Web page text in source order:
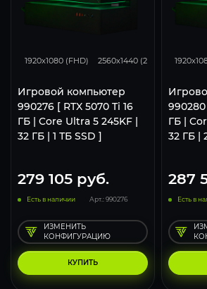
1920x1080 (FHD) 2560x1440 (2K)
Игровой компьютер
990276 [ RTX 5070 Ti 16
ГБ | Core Ultra 5 245KF |
32 ГБ | 1 ТБ SSD ]
279 105 руб.
Есть в наличии Арт.: 990276
КУПИТЬ
ИЗМЕНИТЬ
КОНФИГУРАЦИЮ
990280
ГБ |
32 ГБ |
287
Есть в